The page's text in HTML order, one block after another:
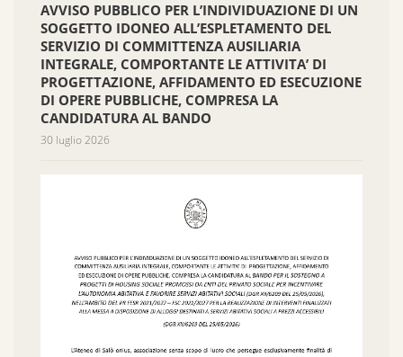
AVVISO PUBBLICO PER L’INDIVIDUAZIONE DI UN
SOGGETTO IDONEO ALL’ESPLETAMENTO DEL
SERVIZIO DI COMMITTENZA AUSILIARIA
INTEGRALE, COMPORTANTE LE ATTIVITA’ DI
PROGETTAZIONE, AFFIDAMENTO ED ESECUZIONE
DI OPERE PUBBLICHE, COMPRESA LA
CANDIDATURA AL BANDO
30 luglio 2026